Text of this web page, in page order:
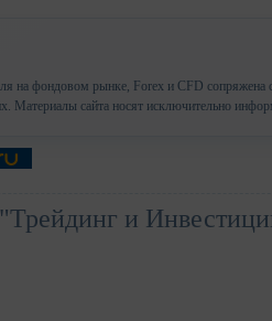
на фондовом рынке, Forex и CFD сопряжена
Материалы сайта носят исключительно
и